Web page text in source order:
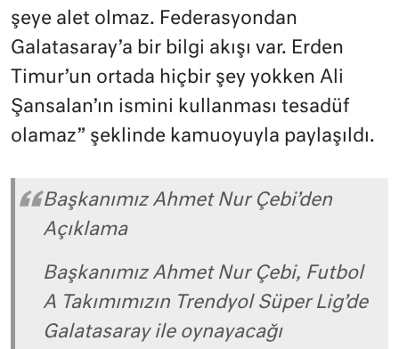
şeye alet olmaz. Federasyondan
Galatasaray’a bir bilgi akışı var. Erden
Timur’un ortada hiçbir şey yokken Ali
Şansalan’ın ismini kullanması tesadüf
olamaz” şeklinde kamuoyuyla paylaşıldı.
Başkanımız Ahmet Nur Çebi’den
Açıklama
Başkanımız Ahmet Nur Çebi, Futbol
A Takımımızın Trendyol Süper Lig’de
Galatasaray ile oynayacağı